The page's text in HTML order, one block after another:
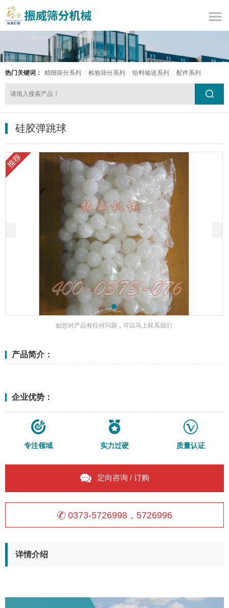
热门关键词： 精细筛分系列 检验筛分系列 给料输送系列 配件系列
硅胶弹跳球
如您对产品有任何问题，可以马上联系我们
产品简介：
企业优势：
专注领域 实力过硬 质量认证
定向咨询 / 订购
0373-5726998，5726996
详情介绍